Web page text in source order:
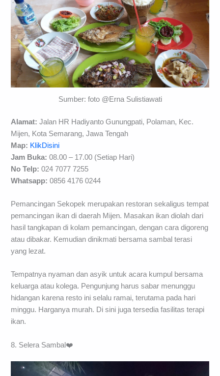
Sumber: foto @Erna Sulistiawati
Alamat: Jalan HR Hadiyanto Gunungpati, Polaman, Kec.
Mijen, Kota Semarang, Jawa Tengah
Map: KlikDisini
Jam Buka: 08.00 – 17.00 (Setiap Hari)
No Telp: 024 7077 7255
Whatsapp: 0856 4176 0244
Pemancingan Sekopek merupakan restoran sekaligus tempat
pemancingan ikan di daerah Mijen. Masakan ikan diolah dari
hasil tangkapan di kolam pemancingan, dengan cara digoreng
atau dibakar. Kemudian dinikmati bersama sambal terasi
yang lezat.
Tempatnya nyaman dan asyik untuk acara kumpul bersama
keluarga atau kolega. Pengunjung harus sabar menunggu
hidangan karena resto ini selalu ramai, terutama pada hari
minggu. Harganya murah. Di sini juga tersedia fasilitas terapi
ikan.
8. Selera Sambal❤️